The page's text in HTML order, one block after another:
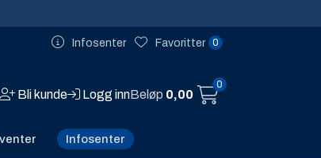
Infosenter 0
Favoritter
Bli kunde Logg innBeløp 0,00
0
Infosenter